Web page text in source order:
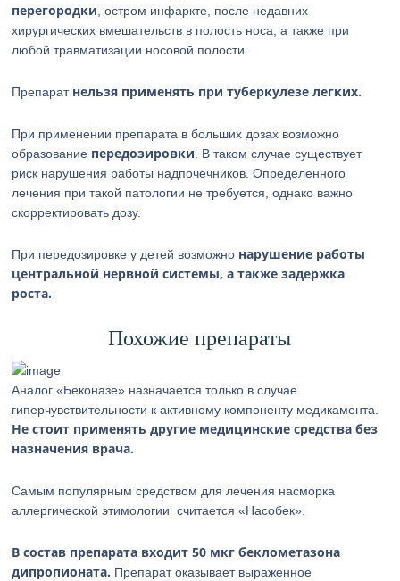
перегородки , остром инфаркте, после недавних
хирургических вмешательств в полость носа, а также при
любой травматизации носовой полости.
Препарат нельзя применять при туберкулезе легких.
При применении препарата в больших дозах возможно
образование передозировки . В таком случае существует
риск нарушения работы надпочечников. Определенного
лечения при такой патологии не требуется, однако важно
скорректировать дозу.
При передозировке у детей возможно нарушение работы
центральной нервной системы, а также задержка
роста.
Похожие препараты
Аналог «Беконазе» назначается только в случае
гиперчувствительности к активному компоненту медикамента.
Не стоит применять другие медицинские средства без
назначения врача.
Самым популярным средством для лечения насморка
аллергической этимологии считается «Насобек».
В состав препарата входит 50 мкг беклометазона
дипропионата. Препарат оказывает выраженное